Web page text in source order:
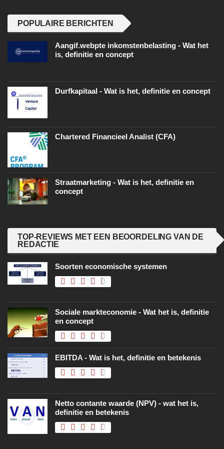
POPULAIRE BERICHTEN
Aangif.webpte inkomstenbelasting - Wat het
is, definitie en concept
Durfkapitaal - Wat is het, definitie en concept
Chartered Financieel Analist (CFA)
Straatmarketing - Wat is het, definitie en
concept
TOP-REVIEWS MET EEN BEOORDELING VAN DE
REDACTIE
Soorten economische systemen
Sociale markteconomie - Wat het is, definitie
en concept
EBITDA - Wat is het, definitie en betekenis
Netto contante waarde (NPV) - wat het is,
definitie en betekenis